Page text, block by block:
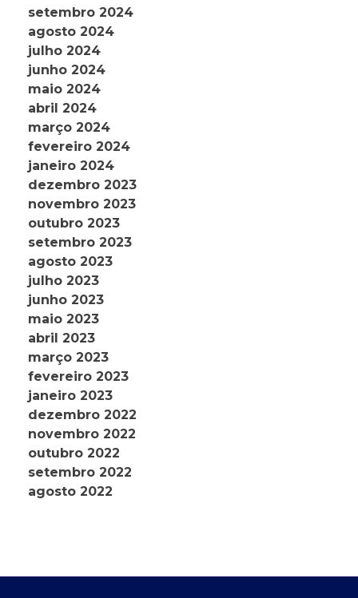
setembro 2024
agosto 2024
julho 2024
junho 2024
maio 2024
abril 2024
março 2024
fevereiro 2024
janeiro 2024
dezembro 2023
novembro 2023
outubro 2023
setembro 2023
agosto 2023
julho 2023
junho 2023
maio 2023
abril 2023
março 2023
fevereiro 2023
janeiro 2023
dezembro 2022
novembro 2022
outubro 2022
setembro 2022
agosto 2022